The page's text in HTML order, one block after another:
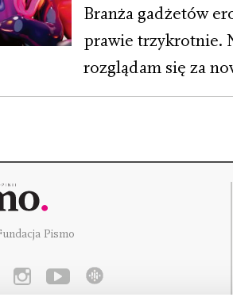
Branża gadżetów
prawie trzykrotnie.
rozglądam się za
Pismo